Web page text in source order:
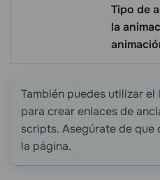
Tipo de
la
También puedes utilizar el
para crear enlaces de
scripts. Asegúrate de que
la página.